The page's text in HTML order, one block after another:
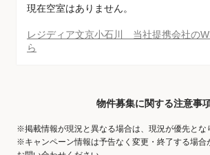
現在空室はありません。
レジディア文京小石川 当社提携会社の
ら
物件募集に関する注意事
※掲載情報が現況と異なる場合は、現況が優先とな
※キャンペーン情報は予告なく変更・終了する場合